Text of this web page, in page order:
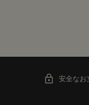
安全なお